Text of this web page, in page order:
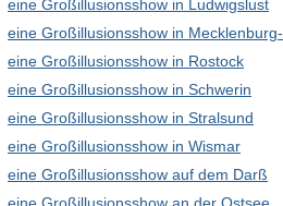
eine Großillusionsshow in Ludwigslust
eine Großillusionsshow in
eine Großillusionsshow in Rostock
eine Großillusionsshow in Schwerin
eine Großillusionsshow in Stralsund
eine Großillusionsshow in Wismar
eine Großillusionsshow auf dem Darß